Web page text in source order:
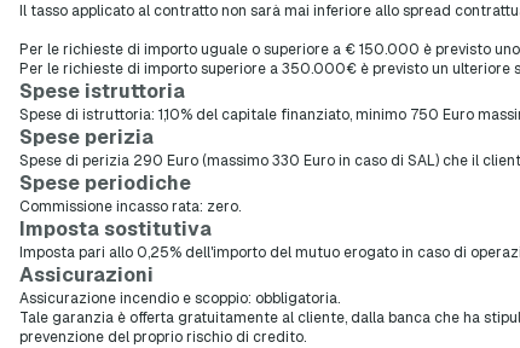
Il tasso applicato al contratto non sarà mai inferiore allo spread
Per le richieste di importo uguale o superiore a € 150.000 è previsto
Per le richieste di importo superiore a 350.000€ è previsto un ulteriore
Spese istruttoria
Spese di istruttoria: 1,10% del capitale finanziato, minimo 750 Euro
Spese perizia
Spese di perizia 290 Euro (massimo 330 Euro in caso di SAL) che il
Spese periodiche
Commissione incasso rata: zero.
Imposta sostitutiva
Imposta pari allo 0,25% dell'importo del mutuo erogato in caso di
Assicurazioni
Assicurazione incendio e scoppio: obbligatoria.
Tale garanzia è offerta gratuitamente al cliente, dalla banca che ha
prevenzione del proprio rischio di credito.